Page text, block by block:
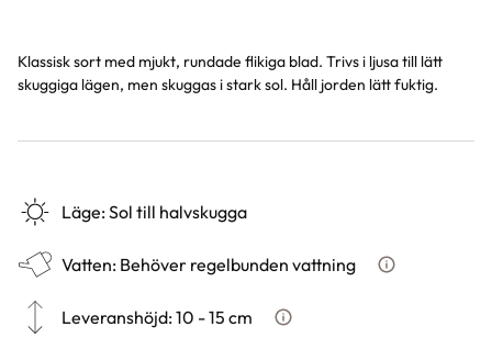
Klassisk sort med mjukt, rundade flikiga blad. Trivs i ljusa till lätt
skuggiga lägen, men skuggas i stark sol. Håll jorden lätt fuktig.
Läge:Sol till halvskugga
Vatten: Behöver regelbunden vattning Hur ska du
Leveranshöjd:10 - 15 cm Hur vi mäter leveranshöjd på